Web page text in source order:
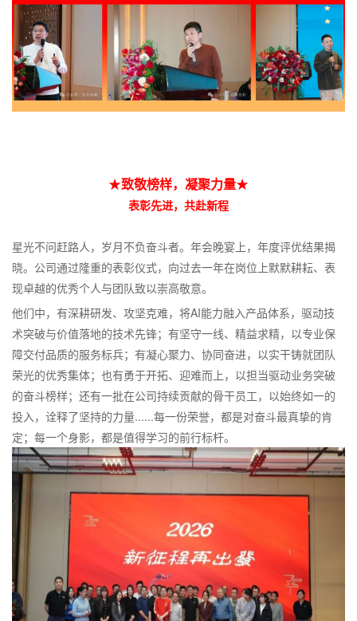
★致敬榜样，凝聚力量★
表彰先进，共赴新程
星光不问赶路人，岁月不负奋斗者。年会晚宴上，年度评优结果揭
晓。公司通过隆重的表彰仪式，向过去一年在岗位上默默耕耘、表
现卓越的优秀个人与团队致以崇高敬意。
他们中，有深耕研发、攻坚克难，将AI能力融入产品体系，驱动技
术突破与价值落地的技术先锋；有坚守一线、精益求精，以专业保
障交付品质的服务标兵；有凝心聚力、协同奋进，以实干铸就团队
荣光的优秀集体；也有勇于开拓、迎难而上，以担当驱动业务突破
的奋斗榜样；还有一批在公司持续贡献的骨干员工，以始终如一的
投入，诠释了坚持的力量......每一份荣誉，都是对奋斗最真挚的肯
定；每一个身影，都是值得学习的前行标杆。